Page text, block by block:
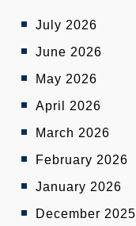
July 2026
June 2026
May 2026
April 2026
March 2026
February 2026
January 2026
December 2025